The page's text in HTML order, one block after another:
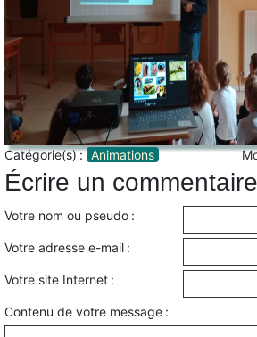
Catégorie(s) : Animations
Écrire un commentaire
Votre nom ou pseudo :
Votre adresse e-mail :
Votre site Internet :
Contenu de votre message :